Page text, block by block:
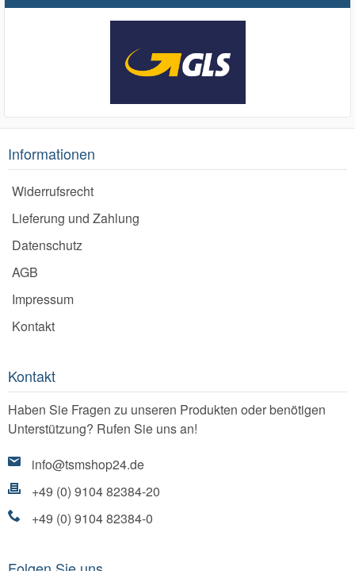
Informationen
Widerrufsrecht
Lieferung und Zahlung
Datenschutz
AGB
Impressum
Kontakt
Kontakt
Haben Sie Fragen zu unseren Produkten oder benötigen
Unterstützung? Rufen Sie uns an!
info@tsmshop24.de
+49 (0) 9104 82384-20
+49 (0) 9104 82384-0